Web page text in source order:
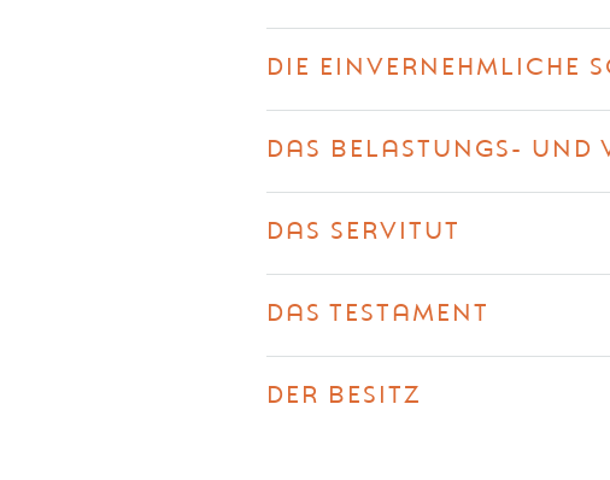
DIE EINVERNEHMLICHE
DAS BELASTUNGS- UND
DAS SERVITUT
DAS TESTAMENT
DER BESITZ